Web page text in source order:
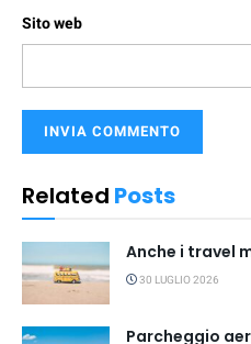
Sito web
Related Posts
Anche i travel
30 LUGLIO 2026
Parcheggio